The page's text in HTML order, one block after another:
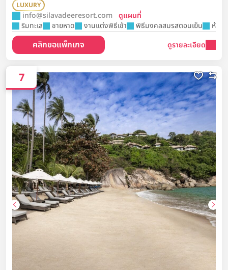
LUXURY
info@silavadeeresort.com ดูแผนที่
ริมทะเล
ชายหาด งานแต่งพิธีเช้า พิธีมงคลสมรสตอนเย็น ห้อง
คลิกขอแพ็กเกจ ดูรายละเอียด
7